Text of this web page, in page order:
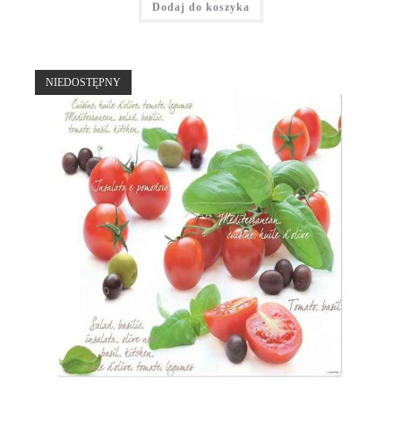
Dodaj do koszyka
NIEDOSTĘPNY